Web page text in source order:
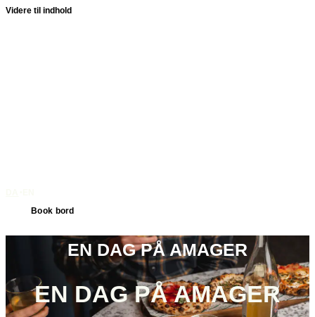
Videre til indhold
Book bord
EN DAG PÅ AMAGER
EN DAG PÅ AMAGER